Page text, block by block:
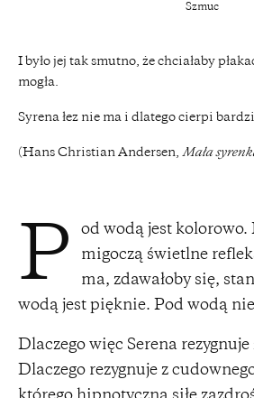
Szmuc
I było jej tak smutno, że chciałaby
mogła.
Syrena łez nie ma i dlatego cierpi
(Hans Christian Andersen, Mała
P
od wodą jest kolorowo.
migoczą świetlne
ma, zdawałoby się,
wodą jest pięknie. Pod wodą
Dlaczego więc Serena rezygnuje
Dlaczego rezygnuje z